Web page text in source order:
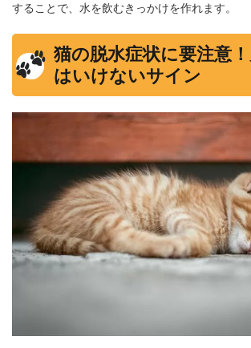
することで、水を飲むきっかけを作れます。
猫の脱水症状に要注意
はいけないサイン